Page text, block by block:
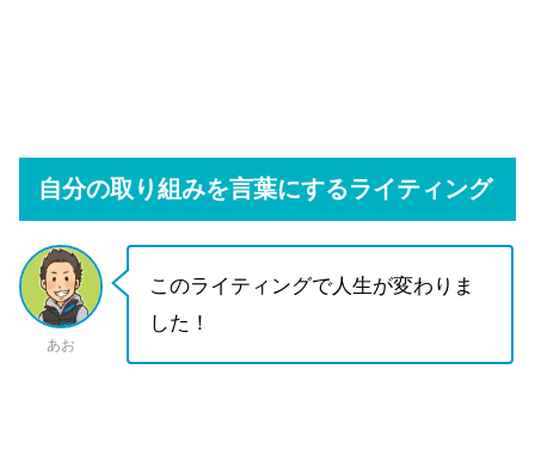
自分の取り組みを言葉にするライティング
あお
このライティングで人生が変わりま
した！